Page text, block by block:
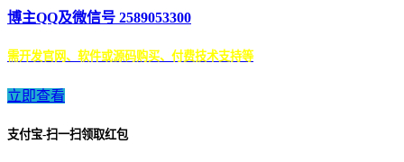
博主QQ及微信号 2589053300
需开发官网、软件或源码购买、付费技术支持等
立即查看
支付宝-扫一扫领取红包